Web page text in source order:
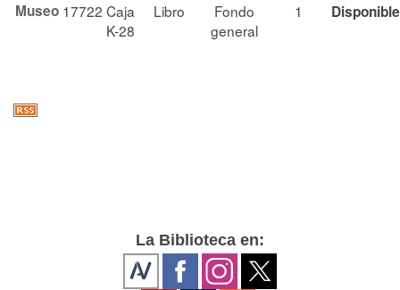
Museo 17722 Caja
K-28
Libro
Fondo
general
1 Disponible
La Biblioteca en: